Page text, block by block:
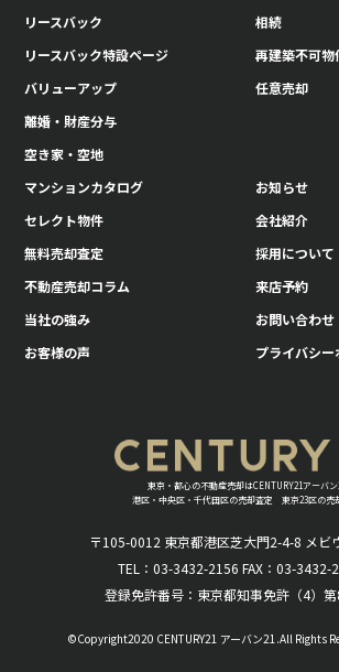
リースバック
リースバック特設ページ
バリューアップ
離婚・財産分与
空き家・空地
相続
再建築不可物
任意売却
マンションカタログ
セレクト物件
無料売却査定
不動産売却コラム
当社の強み
お客様の声
お知らせ
会社紹介
採用について
来店予約
お問い合わせ
プライバシー
東京・都心の不動産売却はCENTURY21アーバン
港区・中央区・千代田区の売却査定 東京23区の売
〒105-0012 東京都港区芝大門2-4-8 メビ
TEL：03-3432-2156 FAX：03-
登録免許番号：東京都知事免許（4）
©Copyright2020 CENTURY21 アーバン21.All Rights